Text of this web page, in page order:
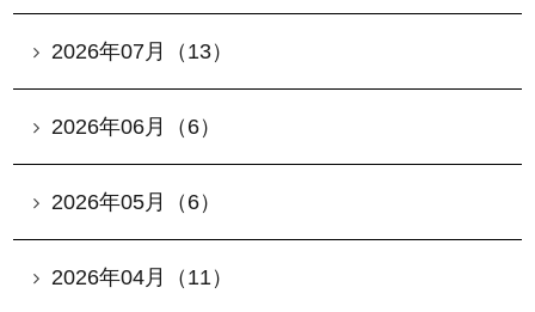
2026年07月（13）
2026年06月（6）
2026年05月（6）
2026年04月（11）